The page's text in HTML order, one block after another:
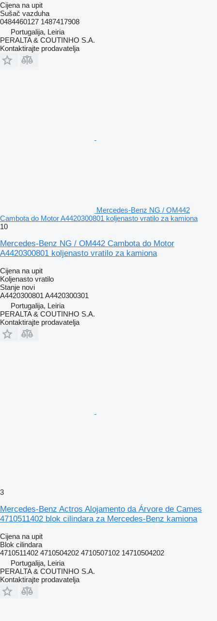
Cijena na upit
Sušač vazduha
0484460127 1487417908
Portugalija, Leiria
PERALTA & COUTINHO S.A.
Kontaktirajte prodavatelja
Mercedes-Benz NG / OM442
Cambota do Motor A4420300801 koljenasto vratilo za kamiona
10
Mercedes-Benz NG / OM442 Cambota do Motor
A4420300801 koljenasto vratilo za kamiona
Cijena na upit
Koljenasto vratilo
Stanje novi
A4420300801 A4420300301
Portugalija, Leiria
PERALTA & COUTINHO S.A.
Kontaktirajte prodavatelja
3
Mercedes-Benz Actros Alojamento da Árvore de Cames
4710511402 blok cilindara za Mercedes-Benz kamiona
Cijena na upit
Blok cilindara
4710511402 4710504202 4710507102 14710504202
Portugalija, Leiria
PERALTA & COUTINHO S.A.
Kontaktirajte prodavatelja